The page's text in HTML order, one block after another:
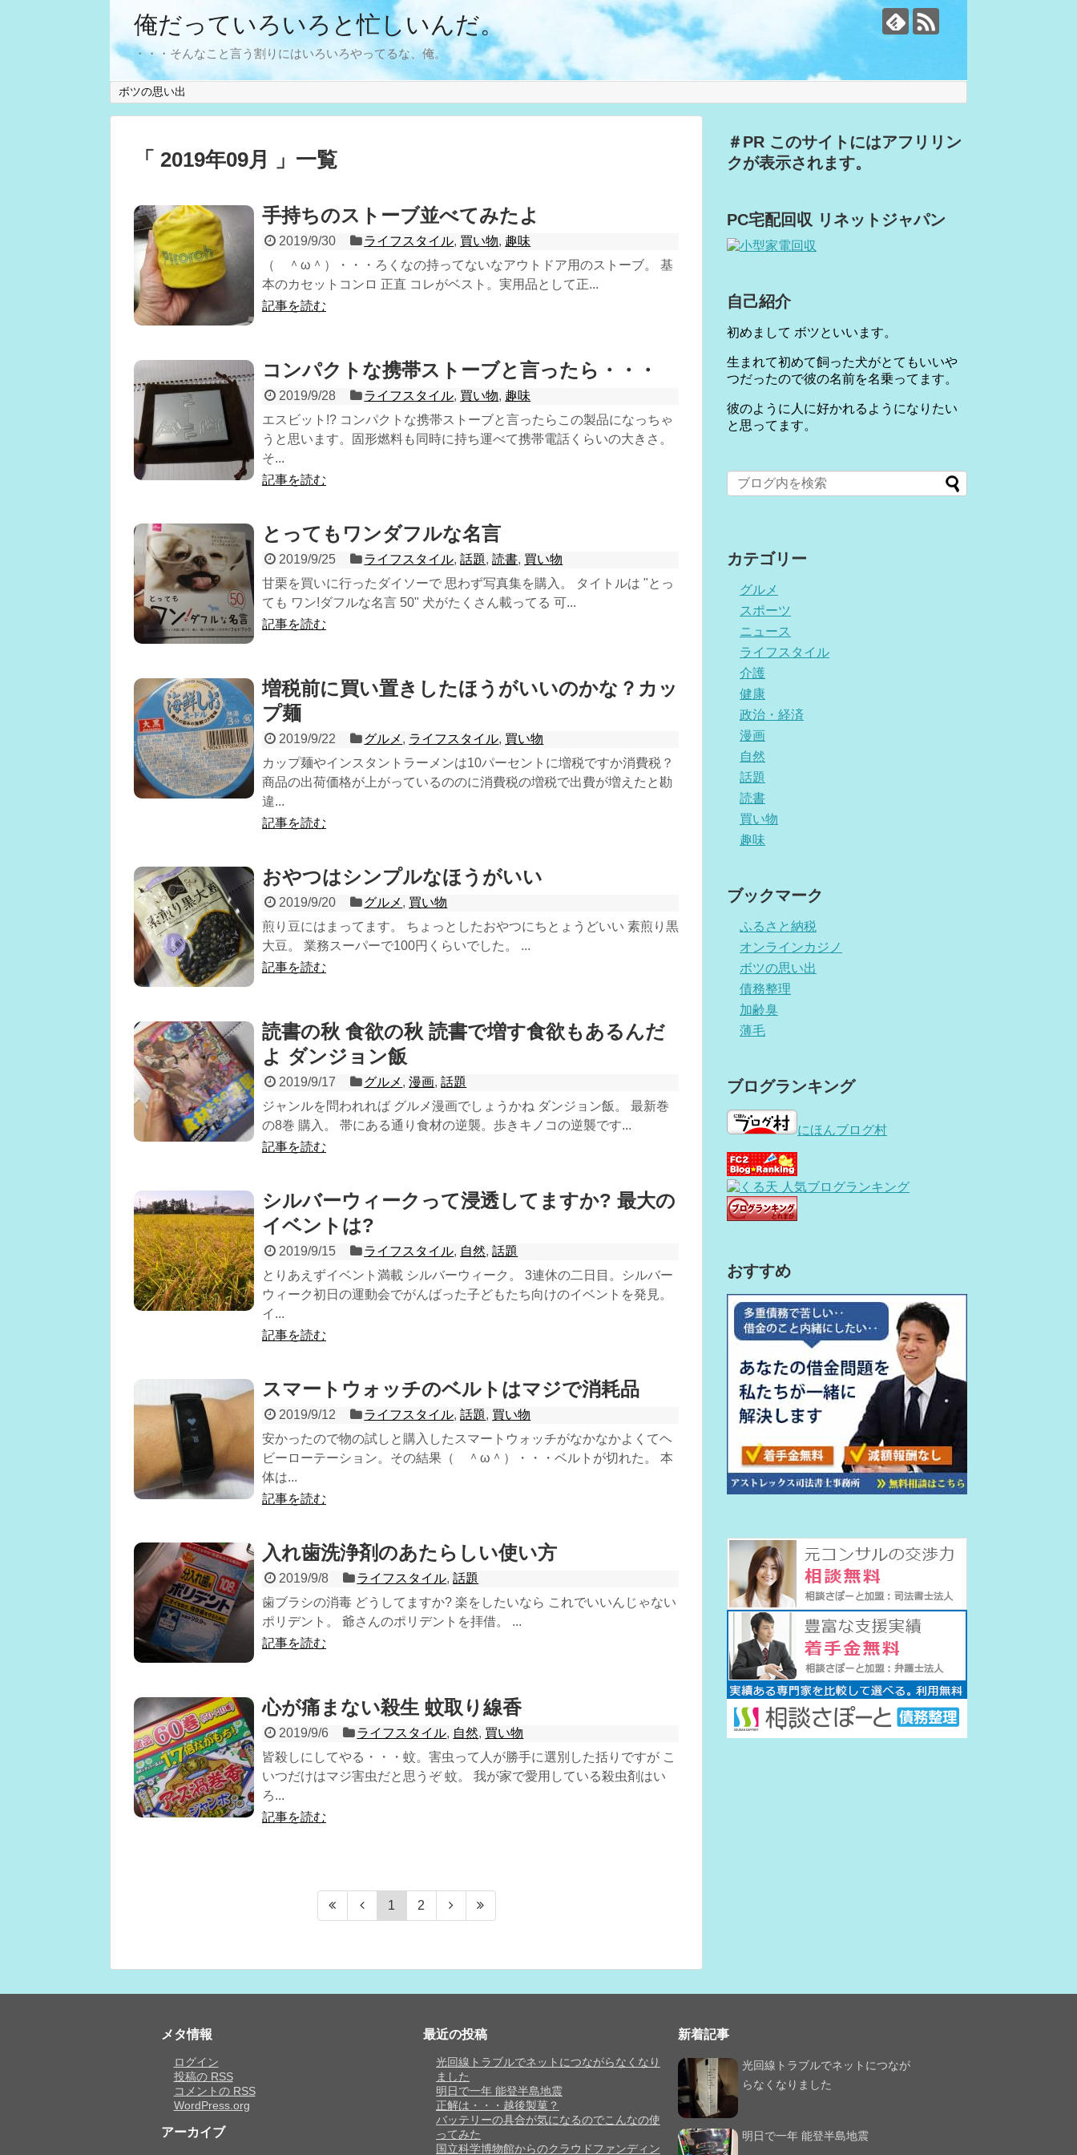
俺だっていろいろと忙しいんだ。
・・・そんなこと言う割りにはいろいろやってるな、俺。
ボツの思い出
「 2019年09月 」一覧
手持ちのストーブ並べてみたよ
2019/9/30 ライフスタイル, 買い物, 趣味
（ ＾ω＾）・・・ろくなの持ってないなアウトドア用のストーブ。 基
本のカセットコンロ 正直 コレがベスト。実用品として正...
記事を読む
コンパクトな携帯ストーブと言ったら・・・
2019/9/28 ライフスタイル, 買い物, 趣味
エスビット!? コンパクトな携帯ストーブと言ったらこの製品になっちゃ
うと思います。固形燃料も同時に持ち運べて携帯電話くらいの大きさ。
そ...
記事を読む
とってもワンダフルな名言
2019/9/25 ライフスタイル,話題,読書, 買い物
甘栗を買いに行ったダイソーで 思わず写真集を購入。 タイトルは "とっ
ても ワン!ダフルな名言 50" 犬がたくさん載ってる 可...
記事を読む
増税前に買い置きしたほうがいいのかな？カッ
プ麺
2019/9/22 グルメ , ライフスタイル, 買い物
カップ麺やインスタントラーメンは10パーセントに増税ですか消費税？
商品の出荷価格が上がっているののに消費税の増税で出費が増えたと勘
違...
記事を読む
おやつはシンプルなほうがいい
2019/9/20 グルメ , 買い物
煎り豆にはまってます。 ちょっとしたおやつにちとょうどいい 素煎り黒
大豆。 業務スーパーで100円くらいでした。 ...
記事を読む
読書の秋 食欲の秋 読書で増す食欲もあるんだ
よ ダンジョン飯
2019/9/17 グルメ ,漫画,話題
ジャンルを問われれば グルメ漫画でしょうかね ダンジョン飯。 最新巻
の8巻 購入。 帯にある通り食材の逆襲。歩きキノコの逆襲です...
記事を読む
シルバーウィークって浸透してますか? 最大の
イベントは?
2019/9/15 ライフスタイル, 自然,話題
とりあえずイベント満載 シルバーウィーク。 3連休の二日目。シルバー
ウィーク初日の運動会でがんばった子どもたち向けのイベントを発見。
イ...
記事を読む
スマートウォッチのベルトはマジで消耗品
2019/9/12 ライフスタイル,話題, 買い物
安かったので物の試しと購入したスマートウォッチがなかなかよくてヘ
ビーローテーション。その結果（ ＾ω＾）・・・ベルトが切れた。 本
体は...
記事を読む
入れ歯洗浄剤のあたらしい使い方
2019/9/8 ライフスタイル,話題
歯ブラシの消毒 どうしてますか? 楽をしたいなら これでいいんじゃない
ポリデント。 爺さんのポリデントを拝借。 ...
記事を読む
心が痛まない殺生 蚊取り線香
2019/9/6 ライフスタイル, 自然, 買い物
皆殺しにしてやる・・・蚊。害虫って人が勝手に選別した括りですが こ
いつだけはマジ害虫だと思うぞ 蚊。 我が家で愛用している殺虫剤はい
ろ...
記事を読む
1 2
＃PR このサイトにはアフリリン
クが表示されます。
PC宅配回収 リネットジャパン
自己紹介
初めまして ボツといいます。
生まれて初めて飼った犬がとてもいいや
つだったので彼の名前を名乗ってます。
彼のように人に好かれるようになりたい
と思ってます。
カテゴリー
グルメ
スポーツ
ニュース
ライフスタイル
介護
健康
政治・経済
漫画
自然
話題
読書
買い物
趣味
ブックマーク
ふるさと納税
オンラインカジノ
ボツの思い出
債務整理
加齢臭
薄毛
ブログランキング
にほんブログ村
おすすめ
メタ情報
ログイン
投稿の RSS
コメントの RSS
WordPress.org
アーカイブ
最近の投稿
光回線トラブルでネットにつながらなくなり
ました
明日で一年 能登半島地震
正解は・・・越後製菓？
バッテリーの具合が気になるのでこんなの使
ってみた
国立科学博物館からのクラウドファンディン
新着記事
光回線トラブルでネットにつなが
らなくなりました
明日で一年 能登半島地震